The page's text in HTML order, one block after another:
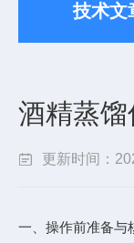
技术文
酒精蒸
更新时间：
一、操作前准备与